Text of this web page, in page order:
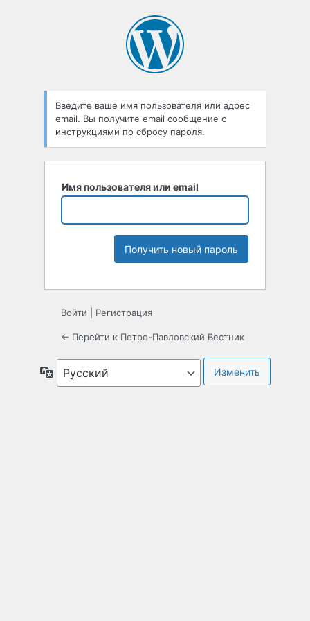
Введите ваше имя пользователя или адрес
email. Вы получите email сообщение с
инструкциями по сбросу пароля.
Имя пользователя или email
Войти Регистрация
← Перейти к Петро-Павловский Вестник
Язык